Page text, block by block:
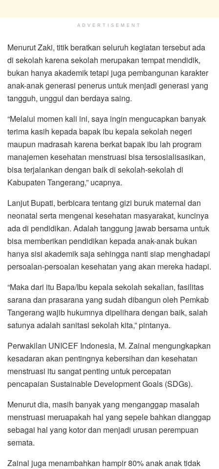
ADVERTISEMENT
Menurut Zaki, titik beratkan seluruh kegiatan tersebut ada
di sekolah karena sekolah merupakan tempat mendidik,
bukan hanya akademik tetapi juga pembangunan karakter
anak-anak generasi penerus untuk menjadi generasi yang
tangguh, unggul dan berdaya saing.
“Melalui momen kali ini, saya ingin mengucapkan banyak
terima kasih kepada bapak ibu kepala sekolah negeri
maupun madrasah karena berkat bapak ibu lah program
manajemen kesehatan menstruasi bisa tersosialisasikan,
bisa terjalankan dengan baik di sekolah-sekolah di
Kabupaten Tangerang,” ucapnya.
Lanjut Bupati, berbicara tentang gizi buruk maternal dan
neonatal serta mengenai kesehatan masyarakat, kuncinya
ada di pendidikan. Adalah tanggung jawab bersama untuk
bisa memberikan pendidikan kepada anak-anak bukan
hanya sisi akademik saja sehingga nanti siap menghadapi
persoalan-persoalan kesehatan yang akan mereka hadapi.
“Maka dari itu Bapa/Ibu kepala sekolah sekalian, fasilitas
sarana dan prasarana yang sudah dibangun oleh Pemkab
Tangerang wajib hukumnya dipelihara dengan baik, salah
satunya adalah sanitasi sekolah kita,” pintanya.
Perwakilan UNICEF Indonesia, M. Zainal mengungkapkan
kesadaran akan pentingnya kebersihan dan kesehatan
menstruasi itu sangat penting untuk percepatan
pencapaian Sustainable Development Goals (SDGs).
Menurut dia, masih banyak yang menganggap masalah
menstruasi meruapakah hal yang sepele bahkan dianggap
sebagai hal yang kotor dan menjadi urusan perempuan
semata.
Zainal juga menambahkan hampir 80% anak anak tidak